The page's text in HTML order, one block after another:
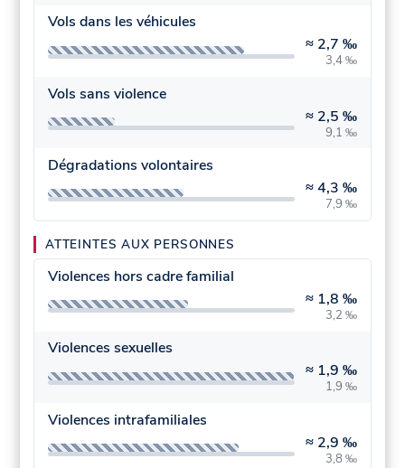
Vols dans les véhicules
≈ 2,7 ‰
3,4 ‰
Vols sans violence
≈ 2,5 ‰
9,1 ‰
Dégradations volontaires
≈4,3 ‰
7,9 ‰
ATTEINTES AUX PERSONNES
Violences hors cadre familial
≈ 1,8 ‰
3,2 ‰
Violences sexuelles
≈ 1,9 ‰
1,9 ‰
Violences intrafamiliales
≈ 2,9 ‰
3,8 ‰